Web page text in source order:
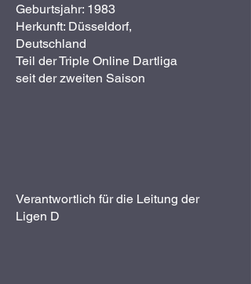
Geburtsjahr: 1983
Herkunft: Düsseldorf,
Deutschland
Teil der Triple Online Dartliga
seit der zweiten Saison
Verantwortlich für die Leitung der
Ligen D